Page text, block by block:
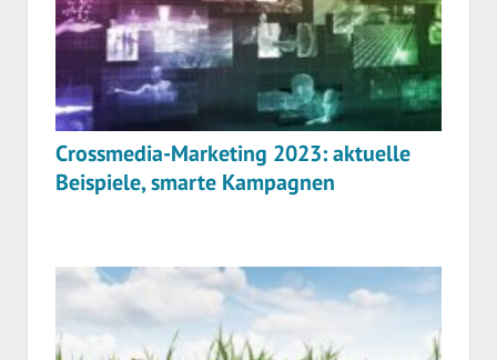
Crossmedia-Marketing 2023: aktuelle
Beispiele, smarte Kampagnen